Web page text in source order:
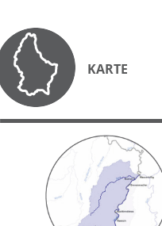
KARTE